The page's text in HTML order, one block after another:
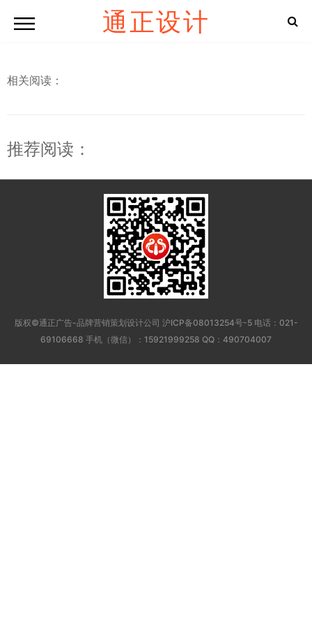
通正设计
相关阅读：
推荐阅读：
版权©通正广告-品牌营销策划设计公司 沪ICP备08013254号-5电话：021-
69106668 手机（微信）：15921999258 QQ：490704007